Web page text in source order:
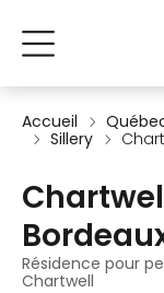
Accueil
Sillery
Résidence pour
Chartwell